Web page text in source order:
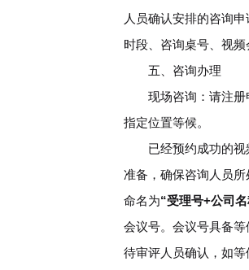
人员确认安排的咨询
时段、咨询桌号、视频
五、咨询办理
现场咨询：请注册
指定位置等候。
已经预约成功的视频
准备，确保咨询人员
命名为“受理号+公司
会议号。会议号具备
待审评人员确认，如